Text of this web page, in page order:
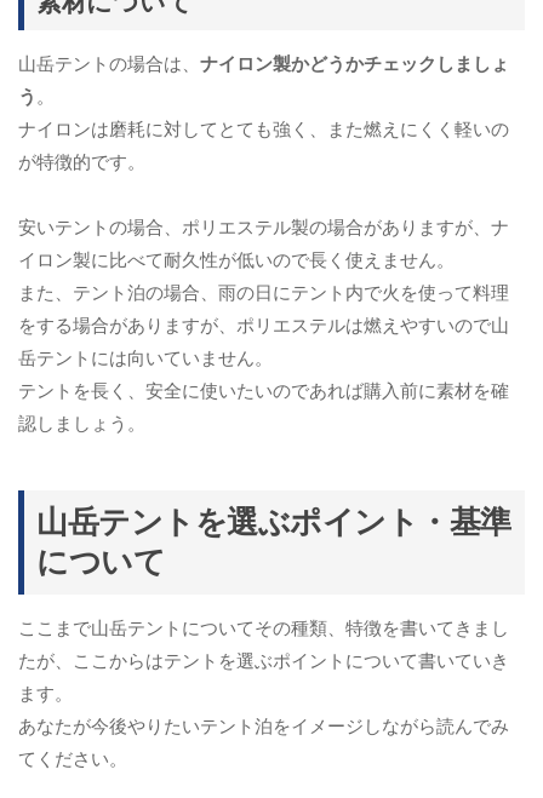
山岳テントの場合は、 ナイロン製かどうかチェックしましょ
う 。
ナイロンは磨耗に対してとても強く、また燃えにくく軽いの
が特徴的です。
安いテントの場合、ポリエステル製の場合がありますが、ナ
イロン製に比べて耐久性が低いので長く使えません。
また、テント泊の場合、雨の日にテント内で火を使って料理
をする場合がありますが、ポリエステルは燃えやすいので山
岳テントには向いていません。
テントを長く、安全に使いたいのであれば購入前に素材を確
認しましょう。
山岳テントを選ぶポイント・基準
について
ここまで山岳テントについてその種類、特徴を書いてきまし
たが、ここからはテントを選ぶポイントについて書いていき
ます。
あなたが今後やりたいテント泊をイメージしながら読んでみ
てください。